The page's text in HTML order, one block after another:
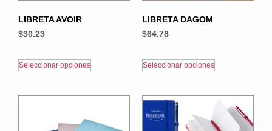
LIBRETA AVOIR
$30.23
Seleccionar opciones
LIBRETA DAGOM
$64.78
Seleccionar opciones